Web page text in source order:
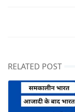
RELATED POST